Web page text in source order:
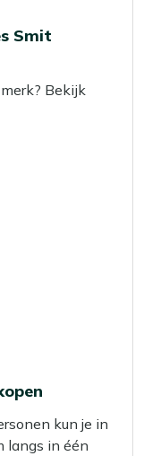
Smit
Bekijk
kun je in
langs in één